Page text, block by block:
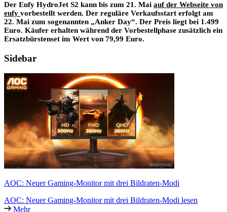
Der Eufy HydroJet S2 kann bis zum 21. Mai auf der Webseite von
eufy vorbestellt werden. Der reguläre Verkaufsstart erfolgt am
22. Mai zum sogenannten „Anker Day“. Der Preis liegt bei 1.499
Euro. Käufer erhalten während der Vorbestellphase zusätzlich ein
Ersatzbürstenset im Wert von 79,99 Euro.
Sidebar
AOC: Neuer Gaming-Monitor mit drei Bildraten-Modi
AOC: Neuer Gaming-Monitor mit drei Bildraten-Modi lesen
Mehr